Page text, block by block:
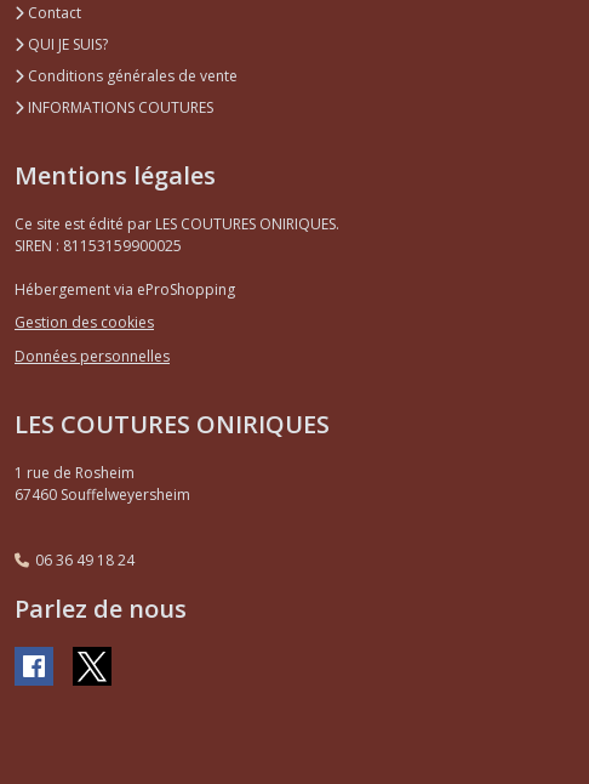
Contact
QUI JE SUIS?
Conditions générales de vente
INFORMATIONS COUTURES
Mentions légales
Ce site est édité par LES COUTURES ONIRIQUES.
SIREN : 81153159900025
Hébergement via eProShopping
Gestion des cookies
Données personnelles
LES COUTURES ONIRIQUES
1 rue de Rosheim
67460 Souffelweyersheim
06 36 49 18 24
Parlez de nous